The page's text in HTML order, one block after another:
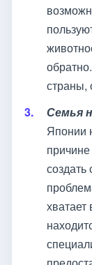
страны,
Семья
Японии